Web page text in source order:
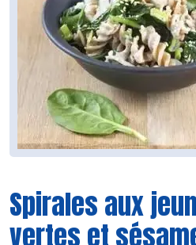
Spirales aux
vertes et